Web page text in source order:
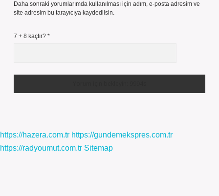
Daha sonraki yorumlarımda kullanılması için adım, e-posta adresim ve
site adresim bu tarayıcıya kaydedilsin.
7 + 8 kaçtır? *
https://hazera.com.tr https://gundemekspres.com.tr
https://radyoumut.com.tr Sitemap